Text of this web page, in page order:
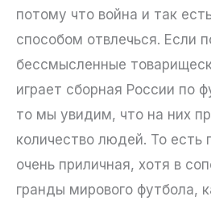
потому что война и так
способом отвлечься. Если
бессмысленные
играет сборная России по
то мы увидим, что на них
количество людей. То есть
очень приличная, хотя в
гранды мирового футбола,